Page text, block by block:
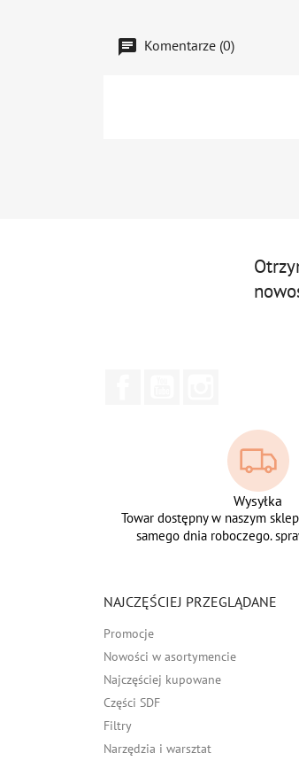
Komentarze (0)
Wysyłka
Towar dostępny w naszym
samego dnia roboczego.
NAJCZĘŚCIEJ PRZEGLĄDANE
Promocje
Nowości w asortymencie
Najczęściej kupowane
Części SDF
Filtry
Narzędzia i warsztat